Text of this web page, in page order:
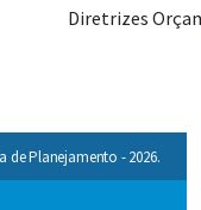
Diretrizes
de Planejamento - 2026.